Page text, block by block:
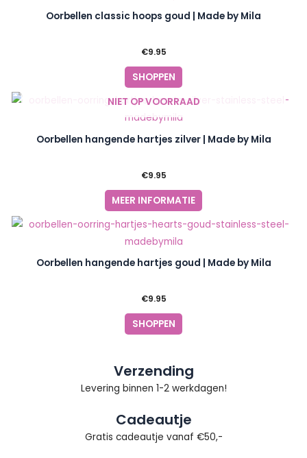
Oorbellen classic hoops goud | Made by Mila
€9.95
SHOPPEN
NIET OP VOORRAAD
Oorbellen hangende hartjes zilver | Made by Mila
€9.95
MEER INFORMATIE
Oorbellen hangende hartjes goud | Made by Mila
€9.95
SHOPPEN
Verzending
Levering binnen 1-2 werkdagen!
Cadeautje
Gratis cadeautje vanaf €50,-